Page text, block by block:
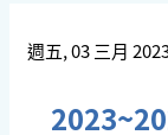
週五, 03 三月